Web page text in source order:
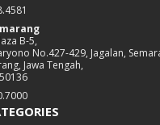
B-5,
No.427-429, Jagalan,
Jawa Tengah,